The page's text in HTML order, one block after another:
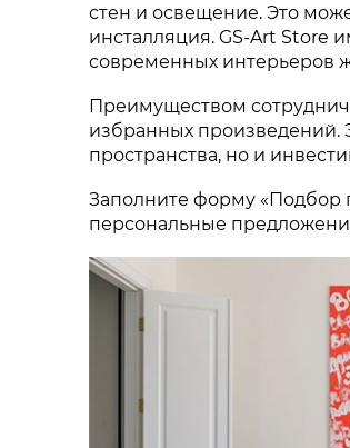
стен и освещение. Это
инсталляция. GS-Art Store
современных интерьеров
Преимуществом
избранных произведений.
пространства, но и
Заполните форму «Подбор
персональные